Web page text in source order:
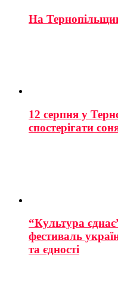
На
12 серпня у
спостерігати
“Культура
фестиваль
та єдності